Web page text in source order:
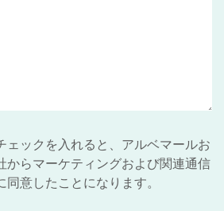
ェックを入れると、アルベマールお
からマーケティングおよび関連通信
意したことになります。